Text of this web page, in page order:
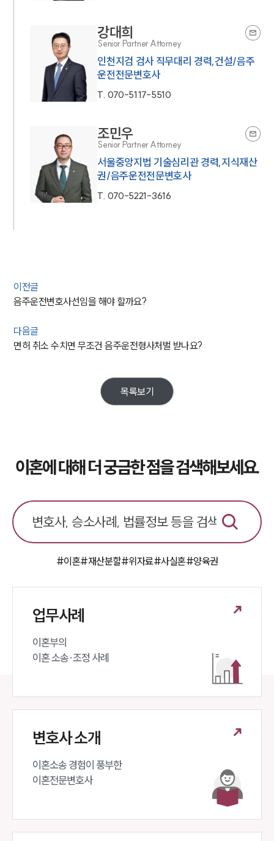
강대희
Senior Partner Attorney
인천지검 검사 직무대리 경력,건설/음주
운전전문변호사
T. 070-5117-5510
조민우
Senior Partner Attorney
서울중앙지법 기술심리관 경력,지식재산
권/음주운전전문변호사
T. 070-5221-3616
이전글
음주운전변호사선임을 해야 할까요?
다음글
면허 취소 수치면 무조건 음주운전형사처벌 받나요?
목록보기
이혼에 대해 더 궁금한 점을 검색해보세요.
#이혼#재산분할#위자료#사실혼#양육권
업무사례
이혼부의
이혼 소송·조정 사례
변호사 소개
이혼소송 경험이 풍부한
이혼전문변호사